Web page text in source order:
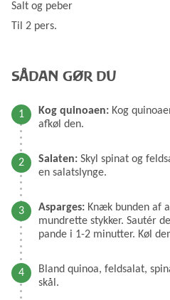
Salt og peber
Til 2 pers.
SÅDAN GØR DU
Kog quinoaen: Kog
afkøl den.
Salaten: Skyl spinat og
en salatslynge.
Asparges: Knæk bunden af
mundrette stykker. Sautér
pande i 1-2 minutter. Køl
Bland quinoa, feldsalat,
skål.